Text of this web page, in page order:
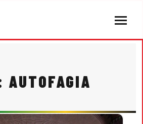
AUTOFAGIA